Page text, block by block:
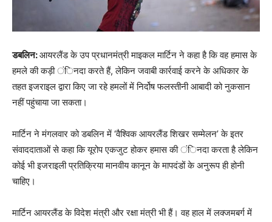
डबलिन:आयरलैंड के उप प्रधानमंत्री माइकल मार्टिन ने कहा है कि वह हमास के
हमले की कड़ी ंिनदा करते हैं, लेकिन जवाबी कार्रवाई करने के अधिकार के
तहत इजराइल द्वारा किए जा रहे हमलों में निर्दोष फलस्तीनी आबादी को नुकसान
नहीं पहुंचाया जा सकता।
मार्टिन ने मंगलवार को डबलिन में ‘वैश्विक आयरलैंड शिखर सम्मेलन’ के इतर
संवाददाताओं से कहा कि यूरोप एकजुट होकर हमास की ंिनदा करता है लेकिन
कोई भी इजराइली प्रतिक्रिया मानवीय कानून के मापदंडों के अनुरूप ही होनी
चाहिए।
मार्टिन आयरलैंड के विदेश मंत्री और रक्षा मंत्री भी हैं। वह हाल में लक्जमबर्ग में